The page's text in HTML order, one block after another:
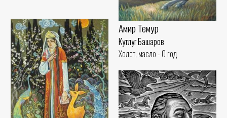
Амир Темур
Кутлуг Башаров
Холст, масло - 0 год